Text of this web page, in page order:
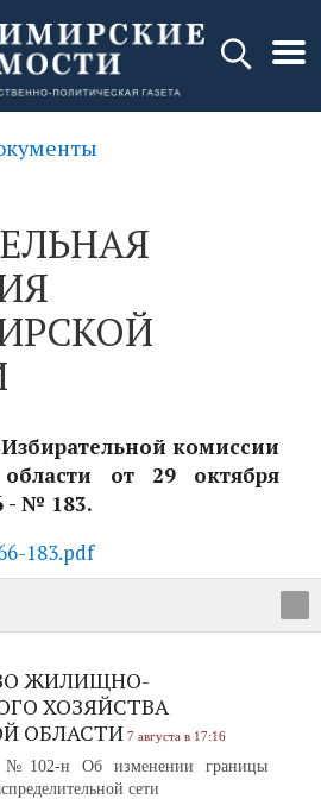
комиссии
от 29 октября
- № 183.
183.pdf
ЖИЛИЩНО-
ХОЗЯЙСТВА
ОБЛАСТИ 7 августа в 17:16
№102-н Об изменении границы
сети